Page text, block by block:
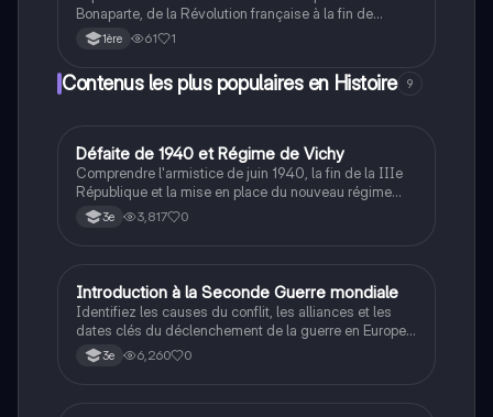
Bonaparte, de la Révolution française à la fin de
l'Empire en 1815. Ce résumé couvre les événements
clés, y compris la prise des Tuileries, le procès de
mettant en lumière les transformations politiques et
1ère 61 1
Contenus les plus populaires en Histoire 9
DHistoire
Défaite de 1940 et Régime de Vichy
Comprendre l'armistice de juin 1940, la fin de la IIIe
République et la mise en place du nouveau régime
autoritaire de Philippe Pétain.
3e 3,817 0
IHistoire
Introduction à la Seconde Guerre mondiale
Identifiez les causes du conflit, les alliances et les
dates clés du déclenchement de la guerre en Europe
et dans le Pacifique.
3e 6,260 0